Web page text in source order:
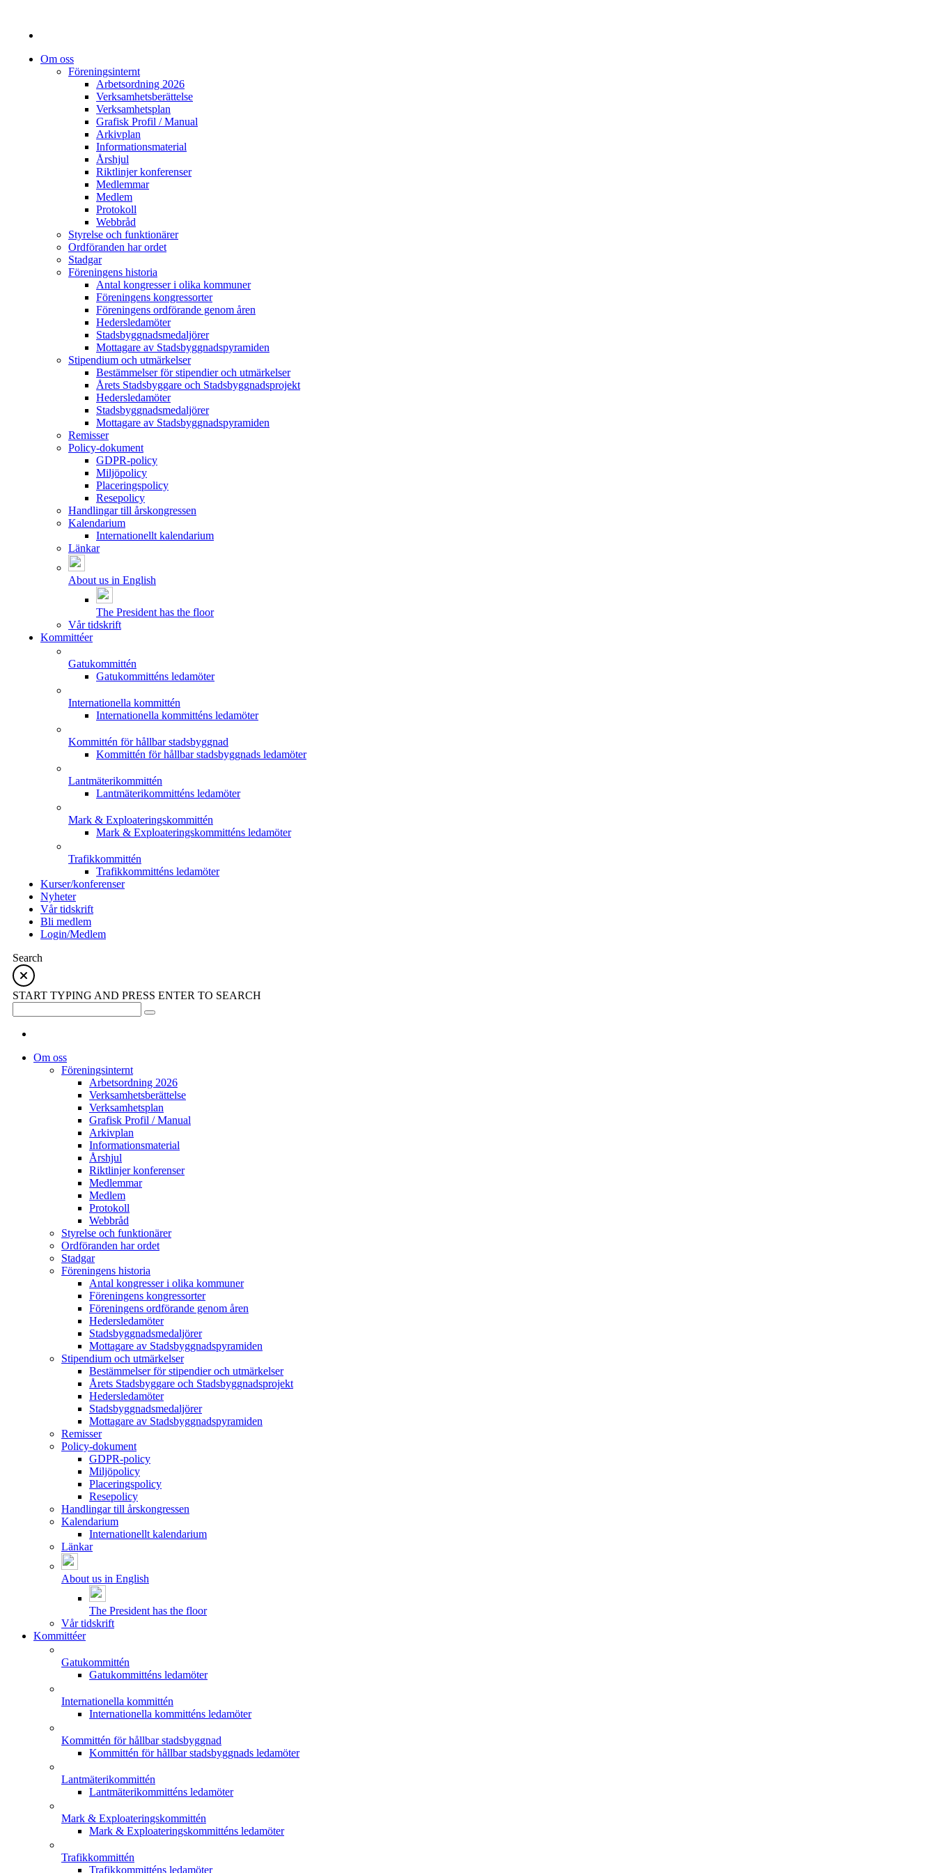
Om oss
Föreningsinternt
Arbetsordning 2026
Verksamhetsberättelse
Verksamhetsplan
Grafisk Profil / Manual
Arkivplan
Informationsmaterial
Årshjul
Riktlinjer konferenser
Medlemmar
Medlem
Protokoll
Webbråd
Styrelse och funktionärer
Ordföranden har ordet
Stadgar
Föreningens historia
Antal kongresser i olika kommuner
Föreningens kongressorter
Föreningens ordförande genom åren
Hedersledamöter
Stadsbyggnadsmedaljörer
Mottagare av Stadsbyggnadspyramiden
Stipendium och utmärkelser
Bestämmelser för stipendier och utmärkelser
Årets Stadsbyggare och Stadsbyggnadsprojekt
Hedersledamöter
Stadsbyggnadsmedaljörer
Mottagare av Stadsbyggnadspyramiden
Remisser
Policy-dokument
GDPR-policy
Miljöpolicy
Placeringspolicy
Resepolicy
Handlingar till årskongressen
Kalendarium
Internationellt kalendarium
Länkar
About us in English
The President has the floor
Vår tidskrift
Kommittéer
Gatukommittén
Gatukommitténs ledamöter
Internationella kommittén
Internationella kommitténs ledamöter
Kommittén för hållbar stadsbyggnad
Kommittén för hållbar stadsbyggnads ledamöter
Lantmäterikommittén
Lantmäterikommitténs ledamöter
Mark & Exploateringskommittén
Mark & Exploateringskommitténs ledamöter
Trafikkommittén
Trafikkommitténs ledamöter
Kurser/konferenser
Nyheter
Vår tidskrift
Bli medlem
Login/Medlem
Search
START TYPING AND PRESS ENTER TO SEARCH
Om oss
Föreningsinternt
Arbetsordning 2026
Verksamhetsberättelse
Verksamhetsplan
Grafisk Profil / Manual
Arkivplan
Informationsmaterial
Årshjul
Riktlinjer konferenser
Medlemmar
Medlem
Protokoll
Webbråd
Styrelse och funktionärer
Ordföranden har ordet
Stadgar
Föreningens historia
Antal kongresser i olika kommuner
Föreningens kongressorter
Föreningens ordförande genom åren
Hedersledamöter
Stadsbyggnadsmedaljörer
Mottagare av Stadsbyggnadspyramiden
Stipendium och utmärkelser
Bestämmelser för stipendier och utmärkelser
Årets Stadsbyggare och Stadsbyggnadsprojekt
Hedersledamöter
Stadsbyggnadsmedaljörer
Mottagare av Stadsbyggnadspyramiden
Remisser
Policy-dokument
GDPR-policy
Miljöpolicy
Placeringspolicy
Resepolicy
Handlingar till årskongressen
Kalendarium
Internationellt kalendarium
Länkar
About us in English
The President has the floor
Vår tidskrift
Kommittéer
Gatukommittén
Gatukommitténs ledamöter
Internationella kommittén
Internationella kommitténs ledamöter
Kommittén för hållbar stadsbyggnad
Kommittén för hållbar stadsbyggnads ledamöter
Lantmäterikommittén
Lantmäterikommitténs ledamöter
Mark & Exploateringskommittén
Mark & Exploateringskommitténs ledamöter
Trafikkommittén
Trafikkommitténs ledamöter